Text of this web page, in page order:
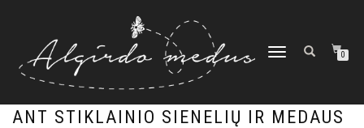
TOGGLE
0
ANT STIKLAINIO SIENELIŲ IR MEDAUS